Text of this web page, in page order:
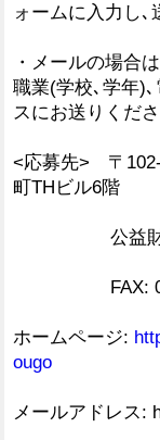
ォームに入力し､
・メールの場合
職業(学校､学年)
スにお送りくだ
<応募先> 〒102-
町THビル6階
公益財団法
FAX: 03-
ホームページ:
ougo
メールアドレス: